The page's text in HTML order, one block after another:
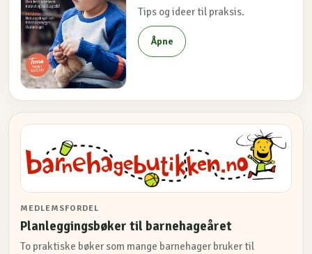
Tips og ideer til praksis.
Åpne
MEDLEMSFORDEL
Planleggingsbøker til barnehageåret
To praktiske bøker som mange barnehager bruker til